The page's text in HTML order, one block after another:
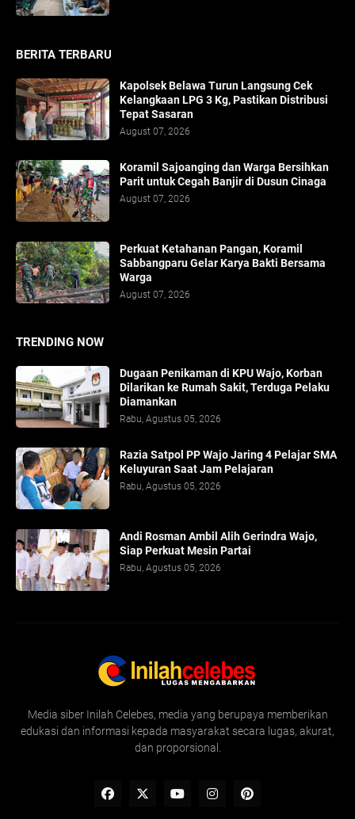
BERITA TERBARU
Kapolsek Belawa Turun Langsung Cek
Kelangkaan LPG 3 Kg, Pastikan Distribusi
Tepat Sasaran
August 07, 2026
Koramil Sajoanging dan Warga Bersihkan
Parit untuk Cegah Banjir di Dusun Cinaga
August 07, 2026
Perkuat Ketahanan Pangan, Koramil
Sabbangparu Gelar Karya Bakti Bersama
Warga
August 07, 2026
TRENDING NOW
Dugaan Penikaman di KPU Wajo, Korban
Dilarikan ke Rumah Sakit, Terduga Pelaku
Diamankan
Rabu, Agustus 05, 2026
Razia Satpol PP Wajo Jaring 4 Pelajar SMA
Keluyuran Saat Jam Pelajaran
Rabu, Agustus 05, 2026
Andi Rosman Ambil Alih Gerindra Wajo,
Siap Perkuat Mesin Partai
Rabu, Agustus 05, 2026
Media siber Inilah Celebes, media yang berupaya memberikan
edukasi dan informasi kepada masyarakat secara lugas, akurat,
dan proporsional.